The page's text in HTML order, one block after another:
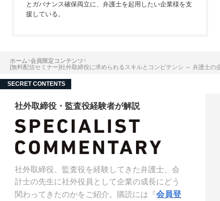
とガバナンス確保両立に、弁護士を起用したい企業様を支
援している。
ホーム
会員限定コンテンツ
[無料配信セミナー]社外取締役に求められるスキルとコンピテンシ ～ 弁護士の
社外取締役・監査役経験者が解説
社外取締役、監査役を経験してきた弁護士、会
計士の先生に社外役員として企業の成長にどう
関わってきたのかをご紹介。購読には『会員登
SECRET CONTENTS